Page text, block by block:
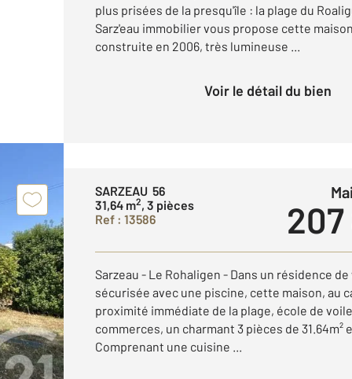
plus prisées de la presqu'île : la plage du
Sarz'eau immobilier vous propose cette
construite en 2006, très lumineuse ...
Voir le détail du bien
SARZEAU 56
31,64 m2, 3 pièces
Ref : 13586
Sarzeau - Le Rohaligen - Dans un résidence de
sécurisée avec une piscine, cette maison, au
proximité immédiate de la plage, école de
commerces, un charmant 3 pièces de 31.64m²
Comprenant une cuisine ...